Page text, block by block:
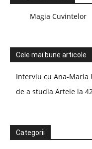
Magia Cuvintelor
Cele mai bune articole
Interviu cu Ana-Maria
de a studia Artele la
Categorii